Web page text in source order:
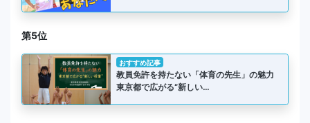
第5位
おすすめ記事
教員免許を持たない「体育の先生」の魅力
東京都で広がる“新しい…